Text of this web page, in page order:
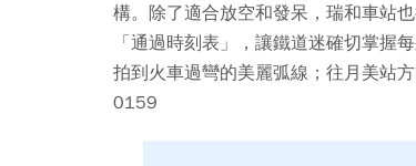
構。除了適合放空和發呆，瑞和車站
「通過時刻表」，讓鐵道迷確切掌握
拍到火車過彎的美麗弧線；往月美站
0159